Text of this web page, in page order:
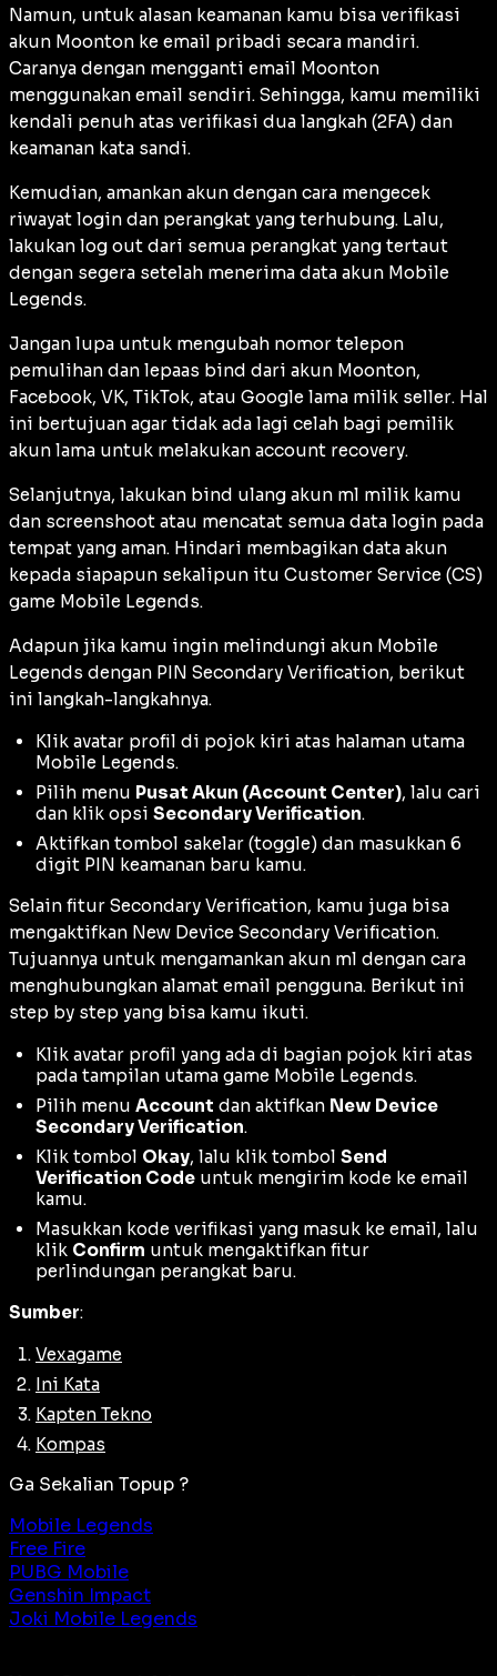
Namun, untuk alasan keamanan kamu bisa verifikasi
akun Moonton ke email pribadi secara mandiri.
Caranya dengan mengganti email Moonton
menggunakan email sendiri. Sehingga, kamu memiliki
kendali penuh atas verifikasi dua langkah (2FA) dan
keamanan kata sandi.
Kemudian, amankan akun dengan cara mengecek
riwayat login dan perangkat yang terhubung. Lalu,
lakukan log out dari semua perangkat yang tertaut
dengan segera setelah menerima data akun Mobile
Legends.
Jangan lupa untuk mengubah nomor telepon
pemulihan dan lepaas bind dari akun Moonton,
Facebook, VK, TikTok, atau Google lama milik seller. Hal
ini bertujuan agar tidak ada lagi celah bagi pemilik
akun lama untuk melakukan account recovery.
Selanjutnya, lakukan bind ulang akun ml milik kamu
dan screenshoot atau mencatat semua data login pada
tempat yang aman. Hindari membagikan data akun
kepada siapapun sekalipun itu Customer Service (CS)
game Mobile Legends.
Adapun jika kamu ingin melindungi akun Mobile
Legends dengan PIN Secondary Verification, berikut
ini langkah-langkahnya.
Klik avatar profil di pojok kiri atas halaman utama
Mobile Legends.
Pilih menu Pusat Akun (Account Center), lalu cari
dan klik opsi Secondary Verification.
Aktifkan tombol sakelar (toggle) dan masukkan 6
digit PIN keamanan baru kamu.
Selain fitur Secondary Verification, kamu juga bisa
mengaktifkan New Device Secondary Verification.
Tujuannya untuk mengamankan akun ml dengan cara
menghubungkan alamat email pengguna. Berikut ini
step by step yang bisa kamu ikuti.
Klik avatar profil yang ada di bagian pojok kiri atas
pada tampilan utama game Mobile Legends.
Pilih menu Account dan aktifkan New Device
Secondary Verification.
Klik tombol Okay, lalu klik tombol Send
Verification Code untuk mengirim kode ke email
kamu.
Masukkan kode verifikasi yang masuk ke email, lalu
klik Confirm untuk mengaktifkan fitur
perlindungan perangkat baru.
Sumber:
Vexagame
Ini Kata
Kapten Tekno
Kompas
Ga Sekalian Topup ?
Mobile Legends
Free Fire
PUBG Mobile
Genshin Impact
Joki Mobile Legends